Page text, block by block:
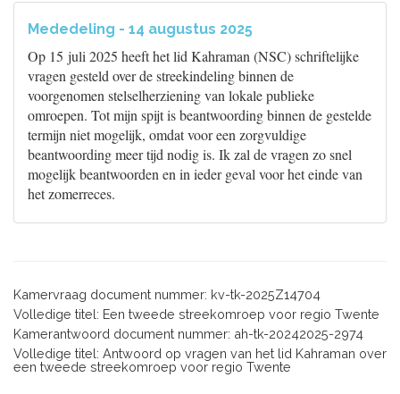
Mededeling - 14 augustus 2025
Op 15 juli 2025 heeft het lid Kahraman (NSC) schriftelijke
vragen gesteld over de streekindeling binnen de
voorgenomen stelselherziening van lokale publieke
omroepen. Tot mijn spijt is beantwoording binnen de gestelde
termijn niet mogelijk, omdat voor een zorgvuldige
beantwoording meer tijd nodig is. Ik zal de vragen zo snel
mogelijk beantwoorden en in ieder geval voor het einde van
het zomerreces.
Kamervraag document nummer: kv-tk-2025Z14704
Volledige titel: Een tweede streekomroep voor regio Twente
Kamerantwoord document nummer: ah-tk-20242025-2974
Volledige titel: Antwoord op vragen van het lid Kahraman over
een tweede streekomroep voor regio Twente